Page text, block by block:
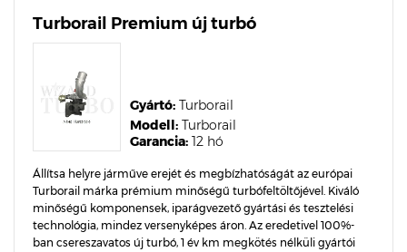
Turborail Premium új turbó
Garancia: 12 hó
Modell: Turborail
Gyártó: Turborail
Állítsa helyre járműve erejét és megbízhatóságát az európai
Turborail márka prémium minőségű turbófeltöltőjével. Kiváló
minőségű komponensek, iparágvezető gyártási és tesztelési
technológia, mindez versenyképes áron. Az eredetivel 100%-
ban csereszavatos új turbó, 1 év km megkötés nélküli gyártói